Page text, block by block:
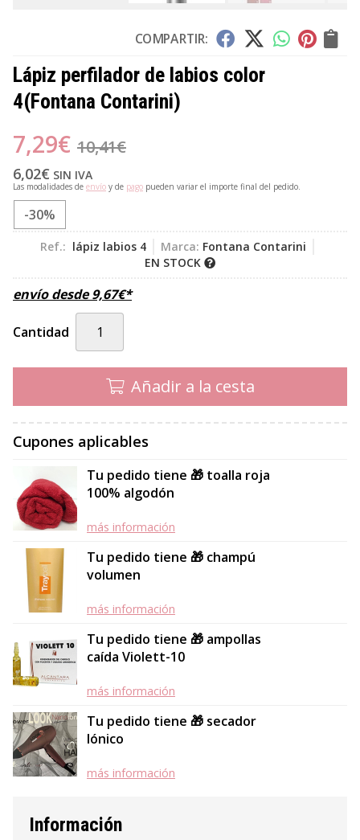
COMPARTIR:
Lápiz perfilador de labios color
4(Fontana Contarini)
7,29€ 10,41€
6,02€ SIN IVA
Las modalidades de envío y de pago pueden variar el importe final del pedido.
-30%
Ref.: lápiz labios 4 Marca: Fontana Contarini
EN STOCK
envío desde9,67€*
Cantidad
Añadir a la cesta
Cupones aplicables
Tu pedido tiene 🎁 toalla roja
100% algodón
más información
Tu pedido tiene 🎁 champú
volumen
más información
Tu pedido tiene 🎁 ampollas
caída Violett-10
más información
Tu pedido tiene 🎁 secador
Iónico
más información
Información